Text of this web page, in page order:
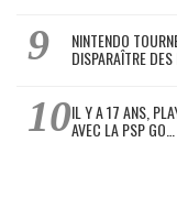
NINTENDO
DISPARAÎTRE
IL Y A 17 ANS,
AVEC LA PSP